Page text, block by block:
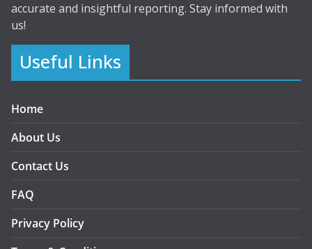
accurate and insightful reporting. Stay informed with
us!
Useful Links
Home
About Us
Contact Us
FAQ
Privacy Policy